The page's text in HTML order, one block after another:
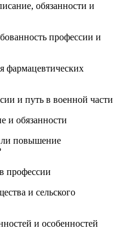
обязанности и
профессии и
фармацевтических
и путь в военной части
и обязанности
повышение
профессии
и сельского
и особенностей